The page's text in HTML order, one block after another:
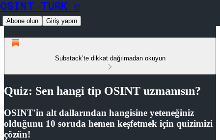
OSINT TURK ©
Abone olun Giriş yapın
Substack’te dikkat dağılmadan okuyun
Quiz: Sen hangi tip OSINT uzmanısın?
OSINT'in alt dallarından hangisine yeteneğiniz
olduğunu 10 soruda hemen keşfetmek için quizimizi
çözün!